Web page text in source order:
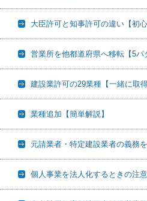
大臣許可と知事許可の違い【初
営業所を他都道府県へ移転【5パ
建設業許可の29業種【一緒に取
業種追加【簡単解説】
元請業者・特定建設業者の義務
個人事業を法人化するときの注